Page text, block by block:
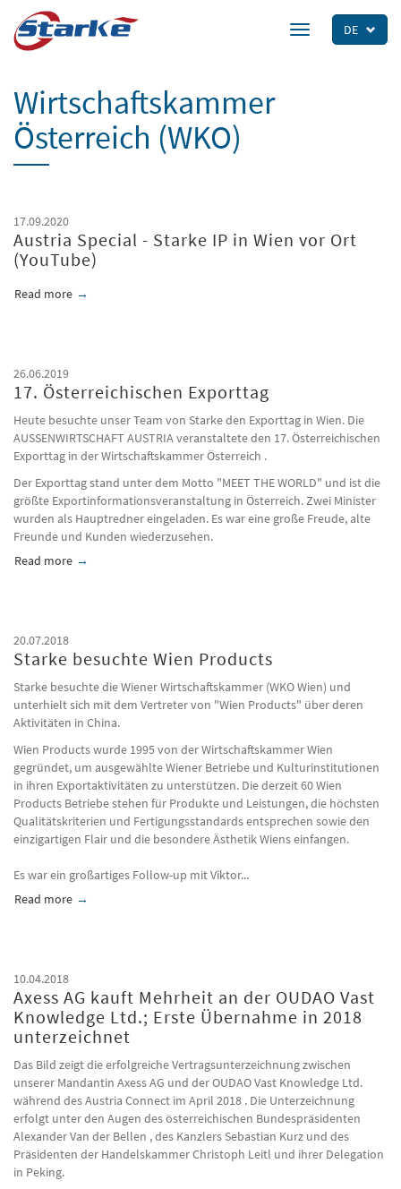
main
DE
Toggle
navigation
Wirtschaftskammer
Österreich (WKO)
17.09.2020
Austria Special - Starke IP in Wien vor Ort
(YouTube)
Read more about Austria Special - Starke IP in Wien vor Ort (YouTube)
26.06.2019
17. Österreichischen Exporttag
Heute besuchte unser Team von Starke den Exporttag in Wien. Die
AUSSENWIRTSCHAFT AUSTRIA veranstaltete den 17. Österreichischen
Exporttag in der Wirtschaftskammer Österreich .
Der Exporttag stand unter dem Motto "MEET THE WORLD" und ist die
größte Exportinformationsveranstaltung in Österreich. Zwei Minister
wurden als Hauptredner eingeladen. Es war eine große Freude, alte
Freunde und Kunden wiederzusehen.
Read more about 17. Österreichischen Exporttag
20.07.2018
Starke besuchte Wien Products
Starke besuchte die Wiener Wirtschaftskammer (WKO Wien) und
unterhielt sich mit dem Vertreter von "Wien Products" über deren
Aktivitäten in China.
Wien Products wurde 1995 von der Wirtschaftskammer Wien
gegründet, um ausgewählte Wiener Betriebe und Kulturinstitutionen
in ihren Exportaktivitäten zu unterstützen. Die derzeit 60 Wien
Products Betriebe stehen für Produkte und Leistungen, die höchsten
Qualitätskriterien und Fertigungsstandards entsprechen sowie den
einzigartigen Flair und die besondere Ästhetik Wiens einfangen.
Es war ein großartiges Follow-up mit Viktor...
Read more about Starke besuchte Wien Products
10.04.2018
Axess AG kauft Mehrheit an der OUDAO Vast
Knowledge Ltd.; Erste Übernahme in 2018
unterzeichnet
Das Bild zeigt die erfolgreiche Vertragsunterzeichnung zwischen
unserer Mandantin Axess AG und der OUDAO Vast Knowledge Ltd.
während des Austria Connect im April 2018 . Die Unterzeichnung
erfolgt unter den Augen des österreichischen Bundespräsidenten
Alexander Van der Bellen , des Kanzlers Sebastian Kurz und des
Präsidenten der Handelskammer Christoph Leitl und ihrer Delegation
in Peking.